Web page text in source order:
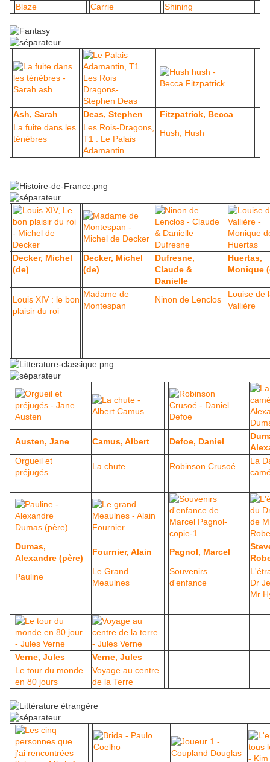
Blaze
Carrie Shining
Ash, Sarah Deas, Stephen
Fitzpatrick, Becca
La fuite dans les
ténèbres
Les Rois-Dragons,
T1 : Le Palais
Adamantin
Hush, Hush
Decker, Michel
(de)
Decker, Michel
(de)
Dufresne,
Claude &
Danielle
Huertas,
Monique
Louis XIV : le bon
plaisir du roi
Madame de
Montespan
Ninon de Lenclos
Louise de
Vallière
Austen, Jane Camus, Albert Defoe, Daniel
Orgueil et
préjugés
La chute Robinson Crusoé
La
Dumas,
Alexandre (père)
Fournier, Alain Pagnol, Marcel
Pauline
Le Grand
Meaulnes
Souvenirs
d'enfance
Dr
Mr
Verne, Jules
Verne, Jules
Le tour du monde
en 80 jours
Voyage au centre
de la Terre